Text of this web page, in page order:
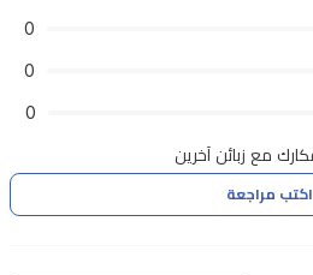
0
0
0
مع زبائن آخرين
اكتب مراجعة